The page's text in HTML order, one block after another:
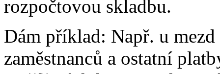
rozpočtovou skladbu.
Dám příklad: Např. u
zaměstnanců a ostatní